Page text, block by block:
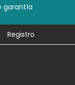
garantía
Registro